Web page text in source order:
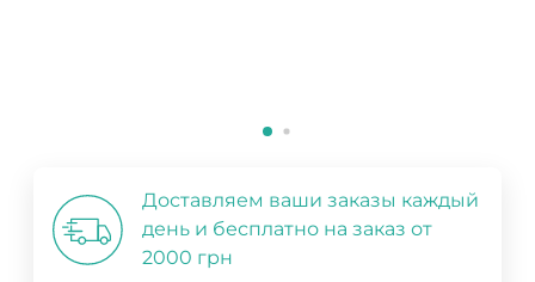
Доставляем ваши заказы каждый
день и бесплатно на заказ от
2000 грн